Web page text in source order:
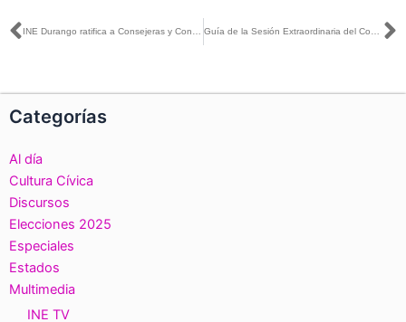
Ant INE Durango ratifica a Consejeras y Consejeros electorales distritales Guía de la Sesión Extraordinaria del Consejo General, 26 de octubre de 2021
Categorías
Al día
Cultura Cívica
Discursos
Elecciones 2025
Especiales
Estados
Multimedia
INE TV